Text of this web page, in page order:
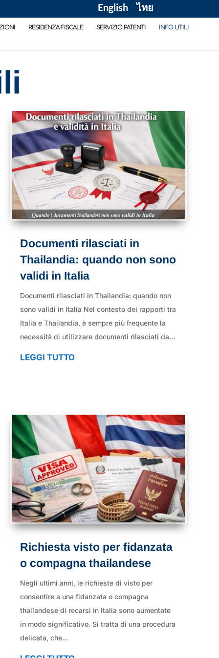
English ไทย
RESIDENZA FISCALE SERVIZIO PATENTI
INFO UTILI
Documenti rilasciati in
Thailandia: quando non sono
validi in Italia
Documenti rilasciati in Thailandia: quando non
sono validi in Italia Nel contesto dei rapporti tra
Italia e Thailandia, è sempre più frequente la
necessità di utilizzare documenti rilasciati da...
LEGGI TUTTO
Richiesta visto per fidanzata
o compagna thailandese
Negli ultimi anni, le richieste di visto per
consentire a una fidanzata o compagna
thailandese di recarsi in Italia sono aumentate
in modo significativo. Si tratta di una procedura
delicata, che...